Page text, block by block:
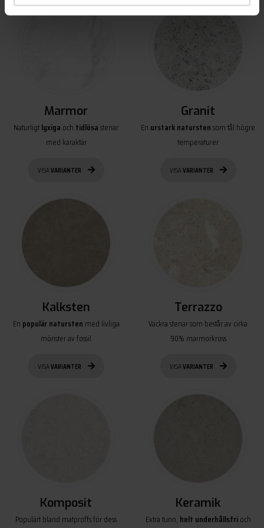
Marmor
Naturligtlyxiga och tidlösastenar
med karaktär
VISAVARIANTER
Granit
En urstark naturstensom tål högre
temperaturer
VISAVARIANTER
Kalksten
En populär natursten med livliga
mönster av fossil
VISAVARIANTER
Terrazzo
Vackra stenar som består av cirka
90% marmorkross
VISAVARIANTER
Komposit
Populärt bland matproffs för dess
Keramik
Extra tunn, helt underhållsfrioch